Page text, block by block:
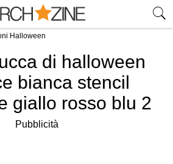
Halloween
di halloween
bianca stencil
giallo rosso blu 2
Pubblicità